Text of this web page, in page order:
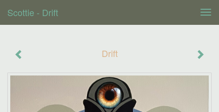
Scottie - Drift
Drift